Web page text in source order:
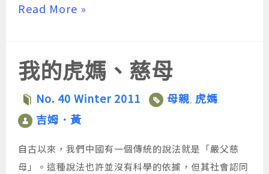
Read More »
我的虎媽、慈母
No. 40 Winter 2011 母親, 虎媽
吉姆．黃
自古以來，我們中國有一個傳統的說法就是「嚴父慈
母」。這種說法也許並沒有科學的依據，但其社會認同